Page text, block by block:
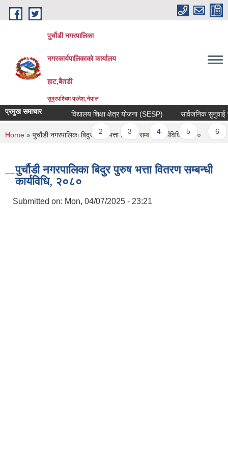
Skip to main content
पुर्चौडी नगरपालिका
नगरकार्यपालिकाकाे कार्यालय
हाट,बैतडी
सुदुरपश्चिम प्रदेश,नेपाल
प्रमुख समाचार विद्यालय शिक्षा क्षेत्र योजना (SESP) सार्वजनिक सुनुवाई
Pages
1 2 3 4 5
You are here
Home » पुर्चौडी नगरपालिका बिदुर पुरुष भत्ता वितरण सम्बन्धी कार्यविधि, २०८०
पुर्चौडी नगरपालिका बिदुर पुरुष भत्ता वितरण सम्बन्धी
कार्यविधि, २०८०
Submitted on: Mon, 04/07/2025 - 23:21